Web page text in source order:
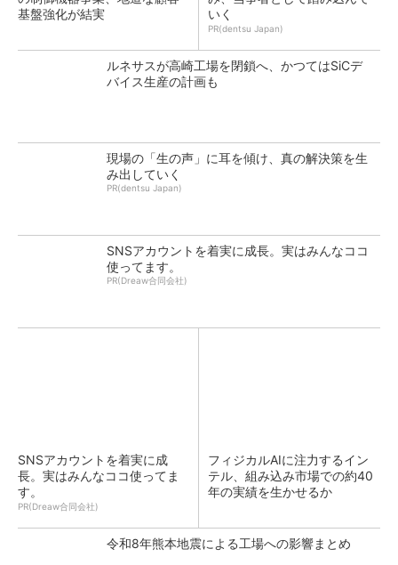
基盤強化が結実
いく
PR(dentsu Japan)
ルネサスが高崎工場を閉鎖へ、かつてはSiCデ
バイス生産の計画も
現場の「生の声」に耳を傾け、真の解決策を生
み出していく
PR(dentsu Japan)
SNSアカウントを着実に成長。実はみんなココ
使ってます。
PR(Dreaw合同会社)
SNSアカウントを着実に成
長。実はみんなココ使ってま
す。
PR(Dreaw合同会社)
フィジカルAIに注力するイン
テル、組み込み市場での約40
年の実績を生かせるか
令和8年熊本地震による工場への影響まとめ